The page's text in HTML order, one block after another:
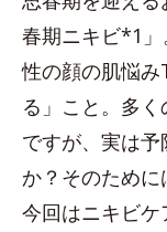
春期ニキビ*1
性の顔の肌悩み
る」こと。多
ですが、実は
か？そのために
今回はニキビ